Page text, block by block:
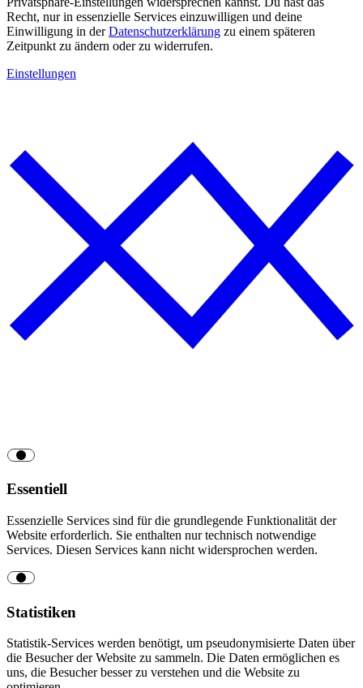
Recht, nur in essenzielle Services einzuwilligen und deine
Einwilligung in derDatenschutzerklärung zu einem späteren
Zeitpunkt zu ändern oder zu widerrufen.
Einstellungen
Essentiell
Essenzielle Services sind für die grundlegende Funktionalität der
Website erforderlich. Sie enthalten nur technisch notwendige
Services. Diesen Services kann nicht widersprochen werden.
Statistiken
Statistik-Services werden benötigt, um pseudonymisierte Daten über
die Besucher der Website zu sammeln. Die Daten ermöglichen es
uns, die Besucher besser zu verstehen und die Website zu